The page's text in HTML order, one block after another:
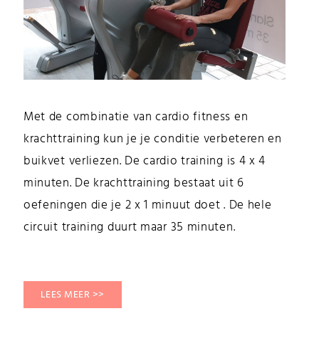
Met de combinatie van cardio fitness en
krachttraining kun je je conditie verbeteren en
buikvet verliezen. De cardio training is 4 x 4
minuten. De krachttraining bestaat uit 6
oefeningen die je 2 x 1 minuut doet . De hele
circuit training duurt maar 35 minuten.
LEES MEER >>